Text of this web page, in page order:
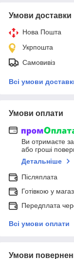
Умови доставки
Нова Пошта
Укрпошта
Самовивіз
Всі умови
Умови оплати
Ви отримаєте
або гроші
Детальніше
Післяплата
Готівкою у
Передплата
Всі умови оплати
Умови